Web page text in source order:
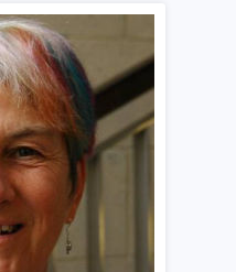
یک پیشنهاد تحقیق
دو رزومه
یک کپی از گذرنامه
شهریه دانشگاه ساری
هزینه تحصیل در انگلیس و
تحصیلی و رشته انتخابی
دوره‌های کارشناسی ارشد